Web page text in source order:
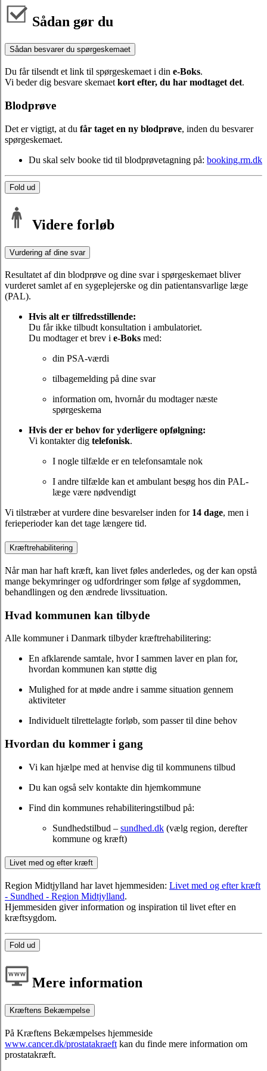
Sådan gør du
Sådan besvarer du spørgeskemaet
Du får tilsendt et link til spørgeskemaet i din e-Boks.
Vi beder dig besvare skemaetkort efter, du har modtaget det.
Blodprøve
Det er vigtigt, at du får taget en ny blodprøve, inden du besvarer
spørgeskemaet.
Du skal selv booke tid til blodprøvetagning på: booking.rm.dk
Fold ud
Videre forløb
Vurdering af dine svar
Resultatet af din blodprøve og dine svar i spørgeskemaet bliver
vurderet samlet af en sygeplejerske og din patientansvarlige læge
(PAL).
Hvis alt er tilfredsstillende:
Du får ikke tilbudt konsultation i ambulatoriet.
Du modtager et brev i e-Boks med:
din PSA-værdi
tilbagemelding på dine svar
information om, hvornår du modtager næste
spørgeskema
Hvis der er behov for yderligere opfølgning:
Vi kontakter dig telefonisk.
I nogle tilfælde er en telefonsamtale nok
I andre tilfælde kan et ambulant besøg hos din PAL-
læge være nødvendigt
Vi tilstræber at vurdere dine besvarelser inden for 14 dage, men i
ferieperioder kan det tage længere tid.
Kræftrehabilitering
Når man har haft kræft, kan livet føles anderledes, og der kan opstå
mange bekymringer og udfordringer som følge af sygdommen,
behandlingen og den ændrede livssituation.
Hvad kommunen kan tilbyde
Alle kommuner i Danmark tilbyder kræftrehabilitering:
En afklarende samtale, hvor I sammen laver en plan for,
hvordan kommunen kan støtte dig
Mulighed for at møde andre i samme situation gennem
aktiviteter
Individuelt tilrettelagte forløb, som passer til dine behov
Hvordan du kommer i gang
Vi kan hjælpe med at henvise dig til kommunens tilbud
Du kan også selv kontakte din hjemkommune
Find din kommunes rehabiliteringstilbud på:
Sundhedstilbud – sundhed.dk (vælg region, derefter
kommune og kræft)
Livet med og efter kræft
Region Midtjylland har lavet hjemmesiden: Livet med og efter kræft
- Sundhed - Region Midtjylland.
Hjemmesiden giver information og inspiration til livet efter en
kræftsygdom.
Fold ud
Mere information
Kræftens Bekæmpelse
På Kræftens Bekæmpelses hjemmeside
www.cancer.dk/prostatakraeft kan du finde mere information om
prostatakræft.